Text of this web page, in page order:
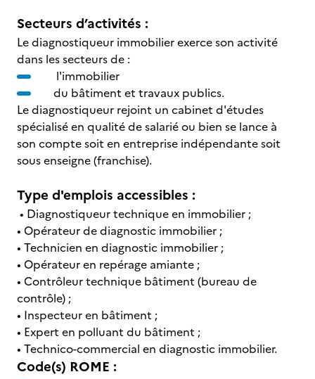
Secteurs d’activités :
Le diagnostiqueur immobilier exerce son activité
dans les secteurs de :
l'immobilier
du bâtiment et travaux publics.
Le diagnostiqueur rejoint un cabinet d'études
spécialisé en qualité de salarié ou bien se lance à
son compte soit en entreprise indépendante soit
sous enseigne (franchise).
Type d'emplois accessibles :
• Diagnostiqueur technique en immobilier ;
• Opérateur de diagnostic immobilier ;
• Technicien en diagnostic immobilier ;
• Opérateur en repérage amiante ;
• Contrôleur technique bâtiment (bureau de
contrôle) ;
• Inspecteur en bâtiment ;
• Expert en polluant du bâtiment ;
• Technico-commercial en diagnostic immobilier.
Code(s) ROME :